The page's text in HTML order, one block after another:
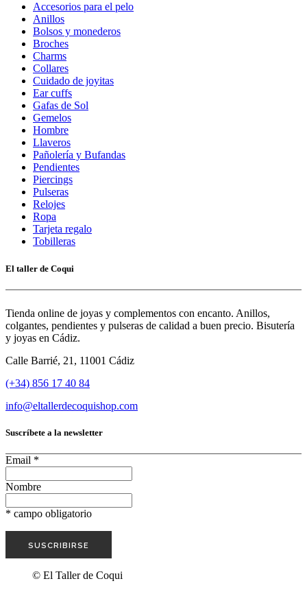
Accesorios para el pelo
Anillos
Bolsos y monederos
Broches
Charms
Collares
Cuidado de joyitas
Ear cuffs
Gafas de Sol
Gemelos
Hombre
Llaveros
Pañolería y Bufandas
Pendientes
Piercings
Pulseras
Relojes
Ropa
Tarjeta regalo
Tobilleras
El taller de Coqui
Tienda online de joyas y complementos con encanto. Anillos,
colgantes, pendientes y pulseras de calidad a buen precio. Bisutería
y joyas en Cádiz.
Calle Barrié, 21, 11001 Cádiz
(+34) 856 17 40 84
info@eltallerdecoquishop.com
Suscríbete a la newsletter
Email *
Nombre
* campo obligatorio
© El Taller de Coqui